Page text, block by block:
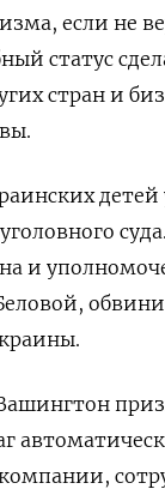
если не
статус
стран и
и